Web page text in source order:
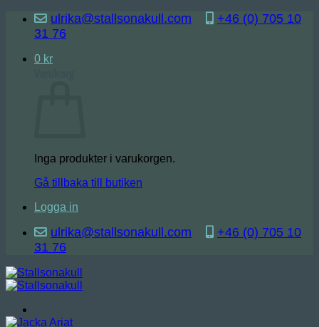
Skip
content
ulrika@stallsonakull.com
+46 (0) 705 10
31 76
0 kr
Inga produkter i varukorgen.
Gå tillbaka till butiken
Logga in
ulrika@stallsonakull.com
+46 (0) 705 10
31 76